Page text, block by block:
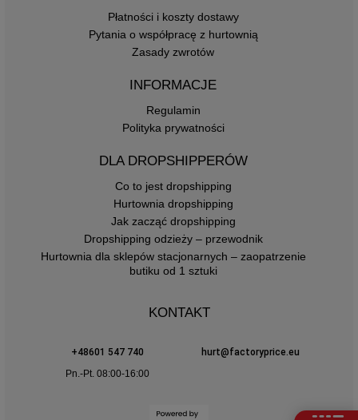
Płatności i koszty dostawy
Pytania o współpracę z hurtownią
Zasady zwrotów
INFORMACJE
Regulamin
Polityka prywatności
DLA DROPSHIPPERÓW
Co to jest dropshipping
Hurtownia dropshipping
Jak zacząć dropshipping
Dropshipping odzieży – przewodnik
Hurtownia dla sklepów stacjonarnych – zaopatrzenie
butiku od 1 sztuki
KONTAKT
+48601 547 740
hurt@factoryprice.eu
Pn.-Pt. 08:00-16:00